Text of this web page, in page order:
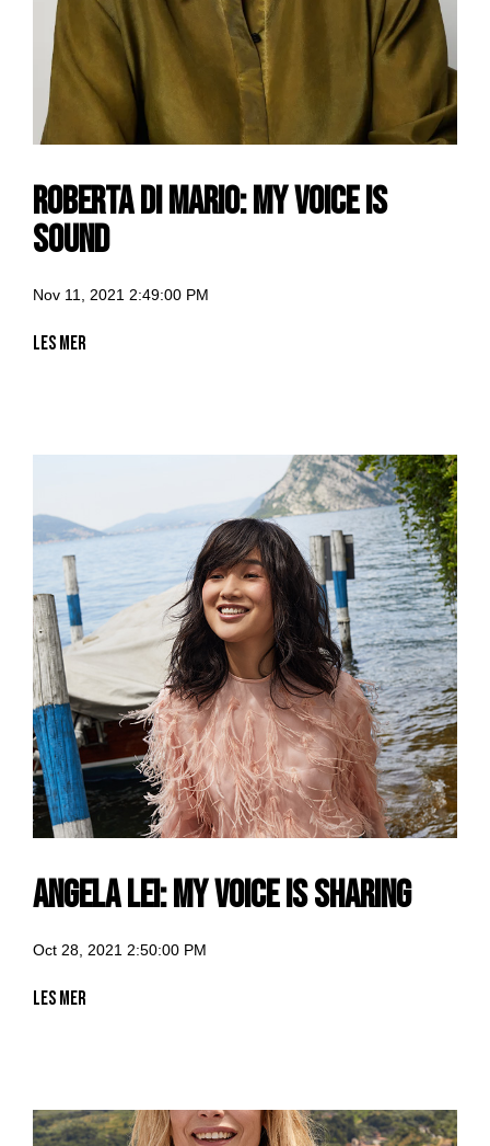
Roberta di Mario: my voice is
Sound
Nov 11, 2021 2:49:00 PM
Les mer
Angela Lei: my voice is sharing
Oct 28, 2021 2:50:00 PM
Les mer